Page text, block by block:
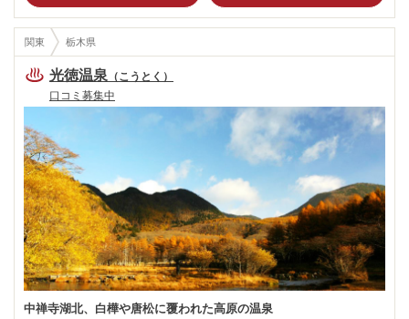
関東 栃木県
光徳温泉 （こうとく ）
口コミ募集中
中禅寺湖北、白樺や唐松に覆われた高原の温泉